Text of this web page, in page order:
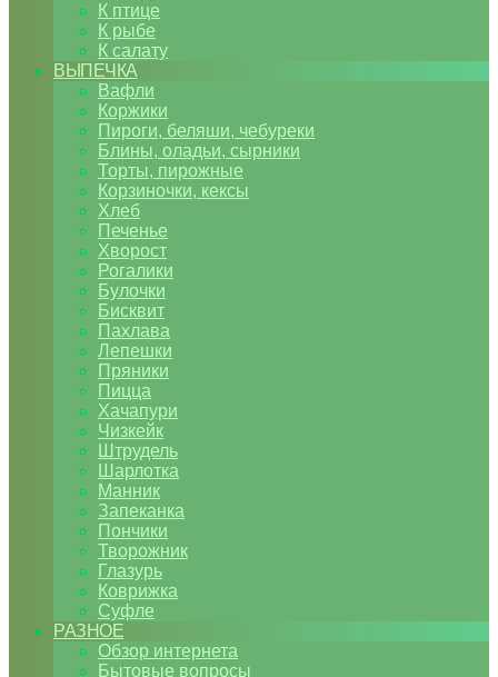
К птице
К рыбе
К салату
ВЫПЕЧКА
Вафли
Коржики
Пироги, беляши, чебуреки
Блины, оладьи, сырники
Торты, пирожные
Корзиночки, кексы
Хлеб
Печенье
Хворост
Рогалики
Булочки
Бисквит
Пахлава
Лепешки
Пряники
Пицца
Хачапури
Чизкейк
Штрудель
Шарлотка
Манник
Запеканка
Пончики
Творожник
Глазурь
Коврижка
Суфле
РАЗНОЕ
Обзор интернета
Бытовые вопросы